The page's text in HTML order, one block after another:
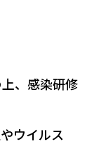
、感染研修
ウイルス